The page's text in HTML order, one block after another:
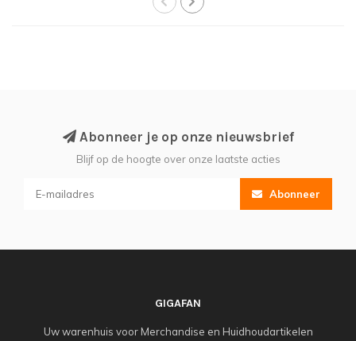
Abonneer je op onze nieuwsbrief
Blijf op de hoogte over onze laatste acties
Abonneer
GIGAFAN
Uw warenhuis voor Merchandise en Huidhoudartikelen